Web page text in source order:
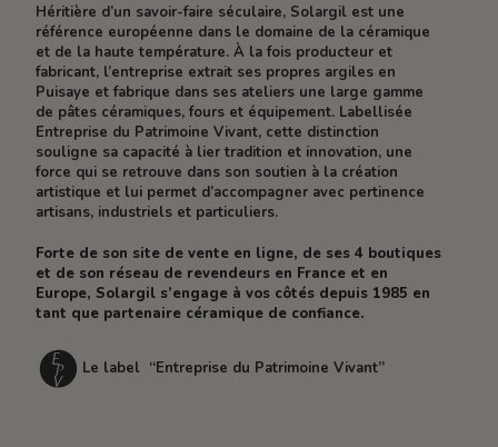
Héritière d’un savoir-faire séculaire, Solargil est une
référence européenne dans le domaine de la céramique
et de la haute température. À la fois producteur et
fabricant, l’entreprise extrait ses propres argiles en
Puisaye et fabrique dans ses ateliers une large gamme
de pâtes céramiques, fours et équipement. Labellisée
Entreprise du Patrimoine Vivant, cette distinction
souligne sa capacité à lier tradition et innovation, une
force qui se retrouve dans son soutien à la création
artistique et lui permet d’accompagner avec pertinence
artisans, industriels et particuliers.
Forte de son site de vente en ligne, de ses 4 boutiques
et de son réseau de revendeurs en France et en
Europe, Solargil s’engage à vos côtés depuis 1985 en
tant que partenaire céramique de confiance.
Le label “Entreprise du Patrimoine Vivant”